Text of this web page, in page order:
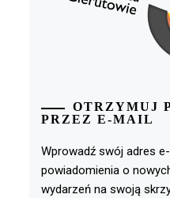
OTRZYMUJ
PRZEZ E-MAIL
Wprowadź swój adres
powiadomienia o
wydarzeń na swoją